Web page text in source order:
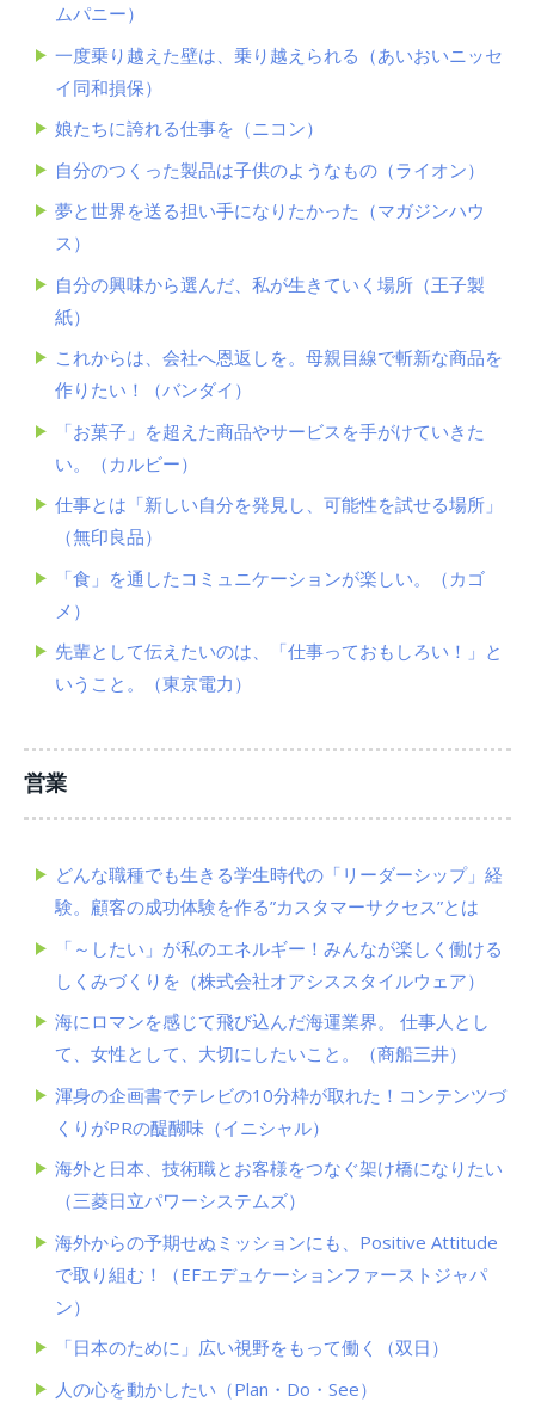
ムパニー）
一度乗り越えた壁は、乗り越えられる（あいおいニッセ
イ同和損保）
娘たちに誇れる仕事を（ニコン）
自分のつくった製品は子供のようなもの（ライオン）
夢と世界を送る担い手になりたかった（マガジンハウ
ス）
自分の興味から選んだ、私が生きていく場所（王子製
紙）
これからは、会社へ恩返しを。母親目線で斬新な商品を
作りたい！（バンダイ）
「お菓子」を超えた商品やサービスを手がけていきた
い。（カルビー）
仕事とは「新しい自分を発見し、可能性を試せる場所」
（無印良品）
「食」を通したコミュニケーションが楽しい。（カゴ
メ）
先輩として伝えたいのは、「仕事っておもしろい！」と
いうこと。（東京電力）
営業
どんな職種でも生きる学生時代の「リーダーシップ」経
験。顧客の成功体験を作る”カスタマーサクセス”とは
「～したい」が私のエネルギー！みんなが楽しく働ける
しくみづくりを（株式会社オアシススタイルウェア）
海にロマンを感じて飛び込んだ海運業界。 仕事人とし
て、女性として、大切にしたいこと。（商船三井）
渾身の企画書でテレビの10分枠が取れた！コンテンツづ
くりがPRの醍醐味（イニシャル）
海外と日本、技術職とお客様をつなぐ架け橋になりたい
（三菱日立パワーシステムズ）
海外からの予期せぬミッションにも、Positive Attitude
で取り組む！（EFエデュケーションファーストジャパ
ン）
「日本のために」広い視野をもって働く（双日）
人の心を動かしたい（Plan・Do・See）